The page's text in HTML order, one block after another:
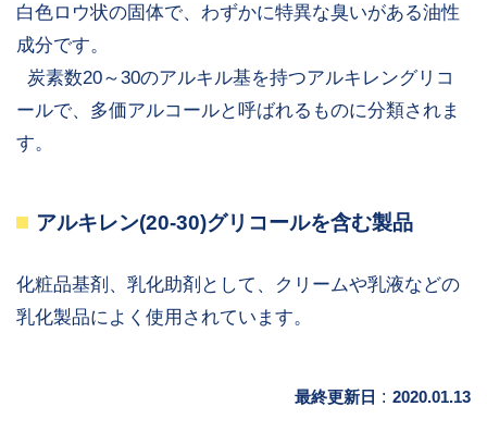
白色ロウ状の固体で、わずかに特異な臭いがある油性
成分です。
炭素数20～30のアルキル基を持つアルキレングリコ
ールで、多価アルコールと呼ばれるものに分類されま
す。
アルキレン(20-30)グリコールを含む製品
化粧品基剤、乳化助剤として、クリームや乳液などの
乳化製品によく使用されています。
最終更新日 : 2020.01.13